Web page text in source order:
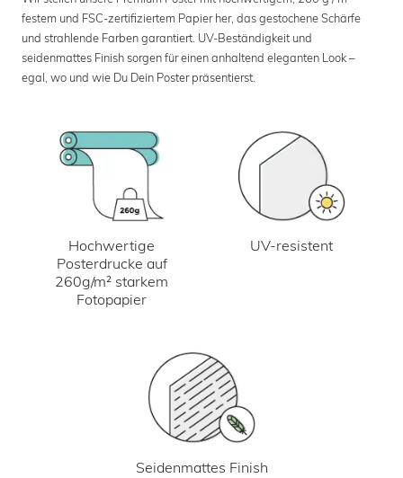
festem und FSC-zertifiziertem Papier her, das gestochene Schärfe
und strahlende Farben garantiert. UV-Beständigkeit und
seidenmattes Finish sorgen für einen anhaltend eleganten Look –
egal, wo und wie Du Dein Poster präsentierst.
Hochwertige
Posterdrucke auf
260g/m² starkem
Fotopapier
UV-resistent
Seidenmattes Finish